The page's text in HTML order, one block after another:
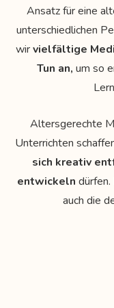
Ansatz für eine
unterschiedlichen
wirvielfältige
Tun an, um so
Altersgerechte
Unterrichten
sich kreativ
entwickeln
auch die